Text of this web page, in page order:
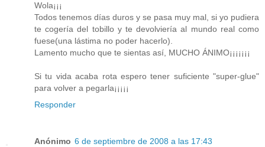
Wola¡¡¡
Todos tenemos días duros y se pasa muy mal, si yo pudiera
te cogería del tobillo y te devolviería al mundo real como
fuese(una lástima no poder hacerlo).
Lamento mucho que te sientas así, MUCHO ÁNIMO¡¡¡¡¡¡¡
Si tu vida acaba rota espero tener suficiente "super-glue"
para volver a pegarla¡¡¡¡¡
Responder
Anónimo 6 de septiembre de 2008 a las 17:43